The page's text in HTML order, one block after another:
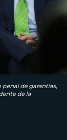
de garantías,
de la